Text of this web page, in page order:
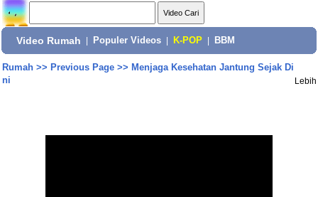
Video Rumah Populer Videos K-POP BBM
Rumah>> Previous Page>> Menjaga Kesehatan Jantung Sejak Di
ni
Lebih